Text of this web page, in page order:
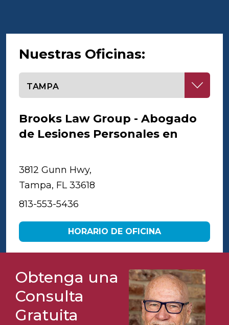
Nuestras Oficinas:
Brooks Law Group - Abogado
de Lesiones Personales en
3812 Gunn Hwy,
Tampa, FL 33618
813-553-5436
HORARIO DE OFICINA
Obtenga una
Consulta
Gratuita